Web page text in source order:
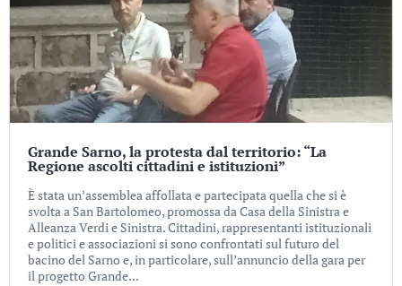
Grande Sarno, la protesta dal territorio: “La
Regione ascolti cittadini e istituzioni”
È stata un’assemblea affollata e partecipata quella che si è
svolta a San Bartolomeo, promossa da Casa della Sinistra e
Alleanza Verdi e Sinistra. Cittadini, rappresentanti istituzionali
e politici e associazioni si sono confrontati sul futuro del
bacino del Sarno e, in particolare, sull’annuncio della gara per
il progetto Grande...